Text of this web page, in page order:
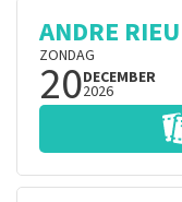
ANDRE RIEU
ZONDAG
20DECEMBER
2026